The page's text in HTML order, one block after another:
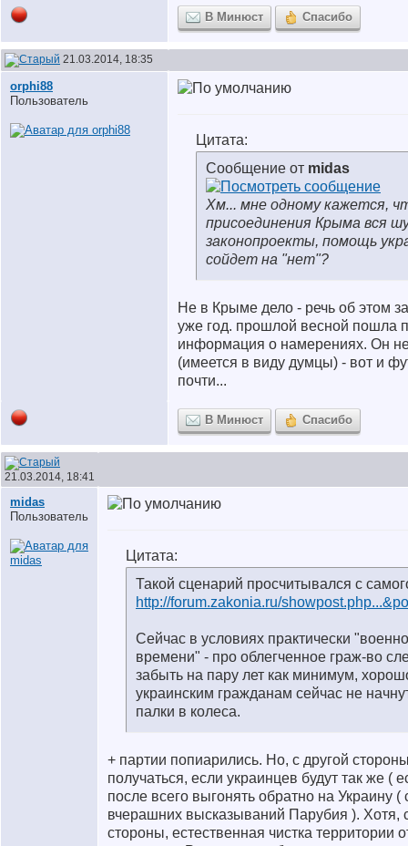
В Минюст Спасибо
21.03.2014, 18:35
orphi88
Пользователь
Цитата:
Сообщение от midas
Хм... мне одному кажется,
присоединения Крыма вся
законопроекты, помощь
сойдет на "нет"?
Не в Крыме дело - речь об этом
уже год. прошлой весной пошла
информация о намерениях. Он
(имеется в виду думцы) - вот и
почти...
В Минюст Спасибо
21.03.2014, 18:41
midas
Пользователь
Цитата:
Такой сценарий просчитывался с
http://forum.zakonia.ru/
Сейчас в условиях практически
времени" - про облегченное граж-во
забыть на пару лет как минимум,
украинским гражданам сейчас не
палки в колеса.
+ партии попиарились. Но, с другой
получаться, если украинцев будут так же (
после всего выгонять обратно на Украину (
вчерашних высказываний Парубия ). Хотя,
стороны, естественная чистка территории